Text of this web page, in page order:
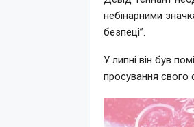
небінарними
безпеці”.
У липні він був
просування свого